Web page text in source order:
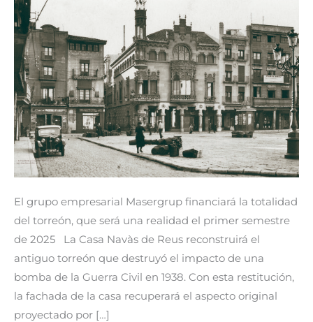
El grupo empresarial Masergrup financiará la totalidad
del torreón, que será una realidad el primer semestre
de 2025 La Casa Navàs de Reus reconstruirá el
antiguo torreón que destruyó el impacto de una
bomba de la Guerra Civil en 1938. Con esta restitución,
la fachada de la casa recuperará el aspecto original
proyectado por […]
destruido
por
una
bomba
de
la
Guerra
Civil